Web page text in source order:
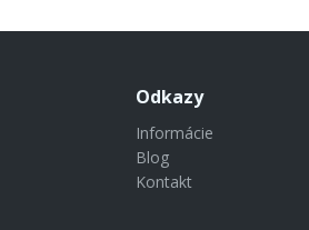
Odkazy
Informácie
Blog
Kontakt